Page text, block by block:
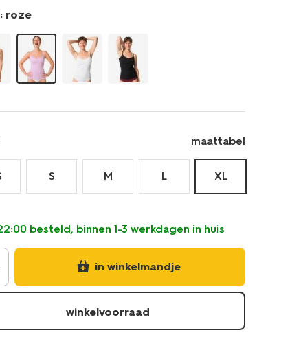
roze
maattabel
S M L XL
besteld, binnen 1-3 werkdagen in huis
in winkelmandje
winkelvoorraad